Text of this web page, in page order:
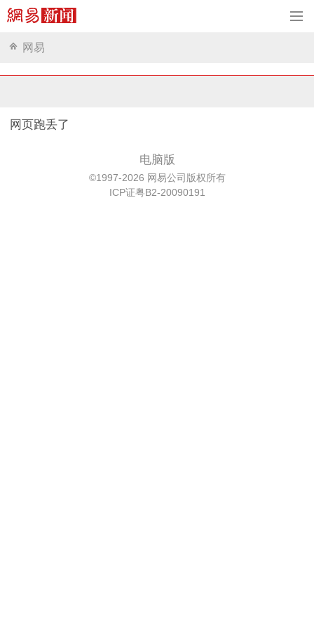
网易
网页跑丢了
电脑版
©1997-2026 网易公司版权所有
ICP证粤B2-20090191